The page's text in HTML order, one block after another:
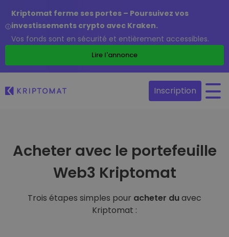
Kriptomat ferme ses portes – Poursuivez vos
investissements crypto avec Kraken.
Vos fonds sont en sécurité et entièrement accessibles.
Lire l'annonce
Inscription
Acheter avec le portefeuille
Web3 Kriptomat
Trois étapes simples pour acheter duavec
Kriptomat :